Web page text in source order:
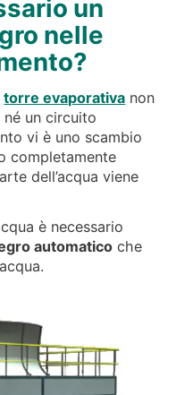
un
nelle
torre evaporativa non
un circuito
vi è uno scambio
completamente
dell’acqua viene
è necessario
automatico che